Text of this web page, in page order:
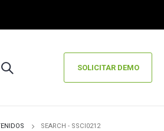
SOLICITAR DEMO
SEARCH - SSCI0212